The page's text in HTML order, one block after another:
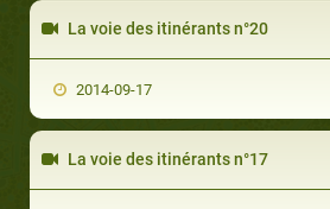
La voie des itinérants n°20
2014-09-17
La voie des itinérants n°17